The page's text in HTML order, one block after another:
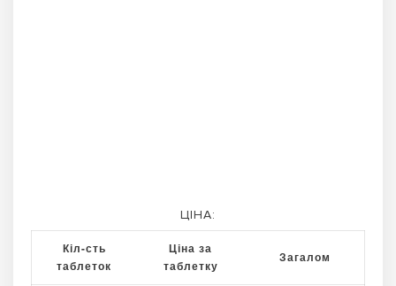
ЦІНА:
Кіл-сть
таблеток
Ціна за
таблетку
Загалом